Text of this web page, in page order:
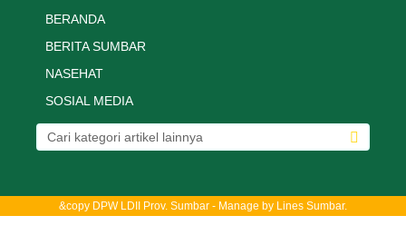
BERANDA
BERITA SUMBAR
NASEHAT
SOSIAL MEDIA
&copy DPW LDII Prov. Sumbar - Manage by Lines Sumbar.